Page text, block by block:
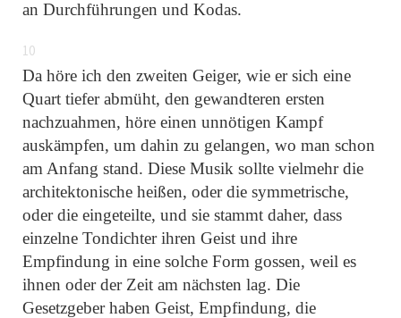
an Durchführungen und Kodas.
10
Da höre ich den zweiten Geiger, wie er sich eine
Quart tiefer abmüht, den gewandteren ersten
nachzuahmen, höre einen unnötigen Kampf
auskämpfen, um dahin zu gelangen, wo man schon
am Anfang stand. Diese Musik sollte vielmehr die
architektonische heißen, oder die symmetrische,
oder die eingeteilte, und sie stammt daher, dass
einzelne Tondichter ihren Geist und ihre
Empfindung in eine solche Form gossen, weil es
ihnen oder der Zeit am nächsten lag. Die
Gesetzgeber haben Geist, Empfindung, die